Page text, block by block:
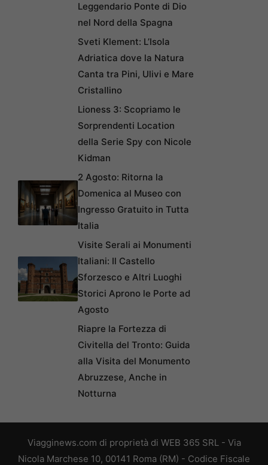
Leggendario Ponte di Dio
nel Nord della Spagna
Sveti Klement: L’Isola
Adriatica dove la Natura
Canta tra Pini, Ulivi e Mare
Cristallino
Lioness 3: Scopriamo le
Sorprendenti Location
della Serie Spy con Nicole
Kidman
2 Agosto: Ritorna la
Domenica al Museo con
Ingresso Gratuito in Tutta
Italia
Visite Serali ai Monumenti
Italiani: Il Castello
Sforzesco e Altri Luoghi
Storici Aprono le Porte ad
Agosto
Riapre la Fortezza di
Civitella del Tronto: Guida
alla Visita del Monumento
Abruzzese, Anche in
Notturna
Viagginews.com di proprietà di WEB 365 SRL - Via
Nicola Marchese 10, 00141 Roma (RM) - Codice Fiscale